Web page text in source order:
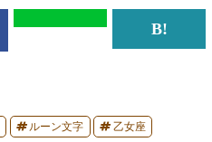
ルーン文字 乙女座